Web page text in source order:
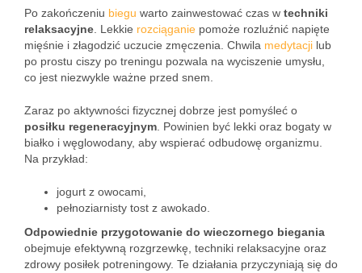
Po zakończeniu biegu warto zainwestować czas w techniki
relaksacyjne . Lekkie rozciąganie pomoże rozluźnić napięte
mięśnie i złagodzić uczucie zmęczenia. Chwila medytacji lub
po prostu ciszy po treningu pozwala na wyciszenie umysłu,
co jest niezwykle ważne przed snem.
Zaraz po aktywności fizycznej dobrze jest pomyśleć o
posiłku regeneracyjnym . Powinien być lekki oraz bogaty w
białko i węglowodany, aby wspierać odbudowę organizmu.
Na przykład:
jogurt z owocami,
pełnoziarnisty tost z awokado.
Odpowiednie przygotowanie do wieczornego biegania
obejmuje efektywną rozgrzewkę, techniki relaksacyjne oraz
zdrowy posiłek potreningowy. Te działania przyczyniają się do